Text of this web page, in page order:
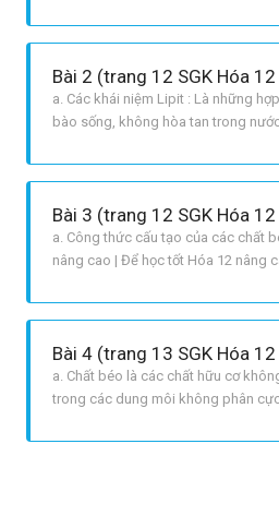
Bài 2 (trang 12 SGK Hóa
a. Các khái niệm Lipit : Là những
bào sống, không hòa tan trong
photpho lipit,... Chất béo một trong
Bài 3 (trang 12 SGK Hóa
a. Công thức cấu tạo của các chất
nâng cao | Để học tốt Hóa 12 nâng
yếu là các axit béo không no
Bài 4 (trang 13 SGK Hóa
a. Chất béo là các chất hữu cơ
trong các dung môi không phân
nhiệt độ sôi của các triglixerit chứa